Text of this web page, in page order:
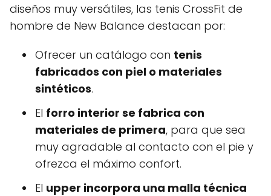
diseños muy versátiles, las tenis CrossFit de
hombre de New Balance destacan por:
Ofrecer un catálogo con tenis
fabricados con piel o materiales
sintéticos.
El forro interior se fabrica con
materiales de primera, para que sea
muy agradable al contacto con el pie y
ofrezca el máximo confort.
El upper incorpora una malla técnica